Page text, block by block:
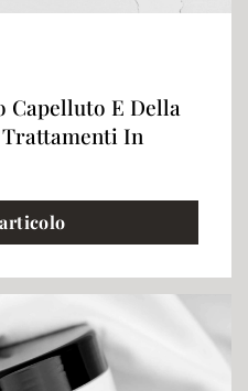
Capelluto E Della
Trattamenti In